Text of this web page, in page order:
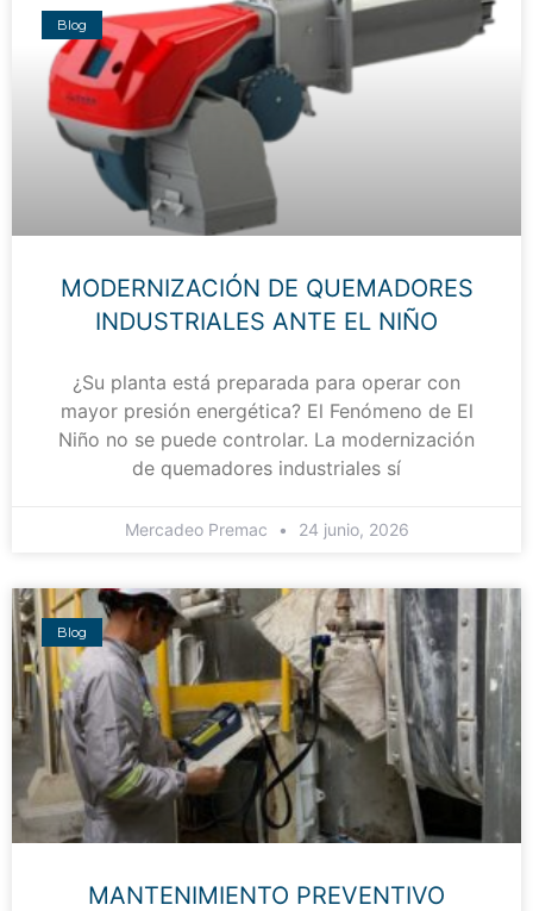
Blog
MODERNIZACIÓN DE QUEMADORES
INDUSTRIALES ANTE EL NIÑO
¿Su planta está preparada para operar con
mayor presión energética? El Fenómeno de El
Niño no se puede controlar. La modernización
de quemadores industriales sí
Mercadeo Premac 24 junio, 2026
Blog
MANTENIMIENTO PREVENTIVO